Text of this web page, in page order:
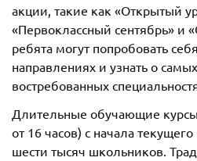
акции, такие как «Открытый
«Первоклассный сентябрь» и
ребята могут попробовать
направлениях и узнать о
востребованных
Длительные обучающие
от 16 часов) с начала
шести тысяч школьников.